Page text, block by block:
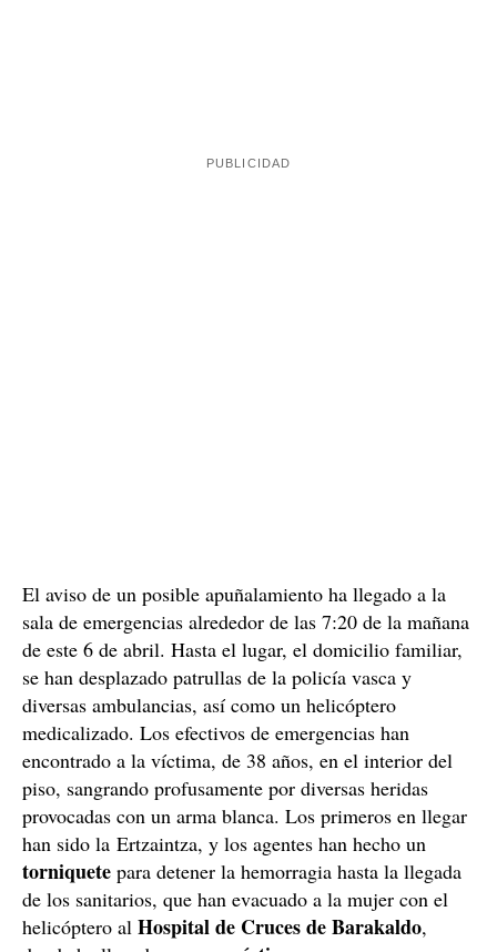
El aviso de un posible apuñalamiento ha llegado a la
sala de emergencias alrededor de las 7:20 de la mañana
de este 6 de abril. Hasta el lugar, el domicilio familiar,
se han desplazado patrullas de la policía vasca y
diversas ambulancias, así como un helicóptero
medicalizado. Los efectivos de emergencias han
encontrado a la víctima, de 38 años, en el interior del
piso, sangrando profusamente por diversas heridas
provocadas con un arma blanca. Los primeros en llegar
han sido la Ertzaintza, y los agentes han hecho un
torniquete para detener la hemorragia hasta la llegada
de los sanitarios, que han evacuado a la mujer con el
helicóptero al Hospital de Cruces de Barakaldo,